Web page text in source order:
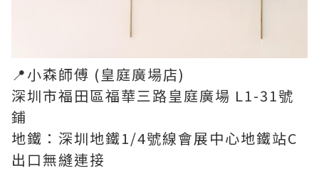
📍小森師傅 (皇庭廣場店)
深圳市福田區福華三路皇庭廣場 L1-31號
鋪
地鐵：深圳地鐵1/4號線會展中心地鐵站C
出口無縫連接